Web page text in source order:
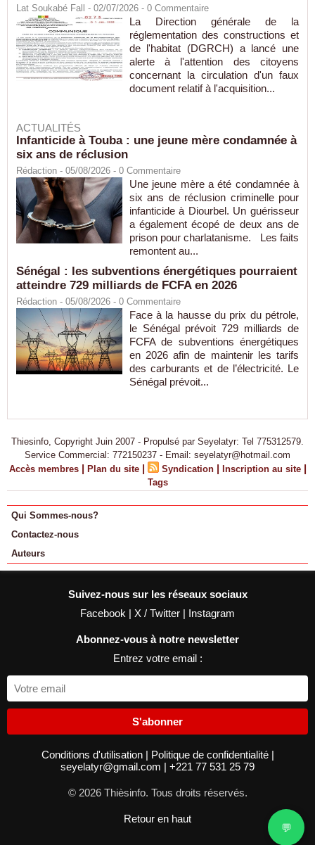
Lat Soukabé Fall - 02/07/2026 - 0 Commentaire
La Direction générale de la
réglementation des constructions et
de l'habitat (DGRCH) a lancé une
alerte à l'attention des citoyens
concernant la circulation d'un faux
document relatif à l'acquisition...
ACTUALITÉS
Infanticide à Touba : une jeune mère condamnée à
six ans de réclusion
Rédaction - 05/08/2026 - 0 Commentaire
Une jeune mère a été condamnée à
six ans de réclusion criminelle pour
infanticide à Diourbel. Un guérisseur
a également écopé de deux ans de
prison pour charlatanisme. Les faits
remontent au...
Sénégal : les subventions énergétiques pourraient
atteindre 729 milliards de FCFA en 2026
Rédaction - 05/08/2026 - 0 Commentaire
Face à la hausse du prix du pétrole,
le Sénégal prévoit 729 milliards de
FCFA de subventions énergétiques
en 2026 afin de maintenir les tarifs
des carburants et de l’électricité. Le
Sénégal prévoit...
Thiesinfo, Copyright Juin 2007 - Propulsé par Seyelatyr: Tel 775312579.
Service Commercial: 772150237 - Email: seyelatyr@hotmail.com
Accès membres | Plan du site | Syndication | Inscription au site |
Tags
Qui Sommes-nous?
Contactez-nous
Auteurs
Suivez-nous sur les réseaux sociaux
Facebook | X / Twitter | Instagram
Abonnez-vous à notre newsletter
Entrez votre email :
S'abonner
Conditions d'utilisation | Politique de confidentialité |
seyelatyr@gmail.com | +221 77 531 25 79
© 2026 Thièsinfo. Tous droits réservés.
Retour en haut
💬